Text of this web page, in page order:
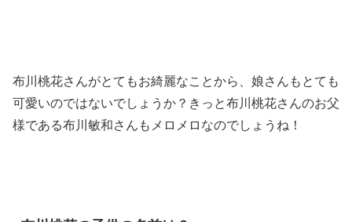
布川桃花さんがとてもお綺麗なことから、娘さんもとても
可愛いのではないでしょうか？きっと布川桃花さんのお父
様である布川敏和さんもメロメロなのでしょうね！